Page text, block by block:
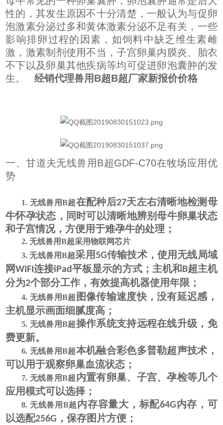
性的，其发生原因不十分清楚，一般认为与促卵
泡激素分泌过多和黄体激素分泌不足有关，一些
影响排卵过程的因素，如饲料中缺乏维生素雌
激，激素制剂使用不当，子宫卵巢内膜炎、胎衣
不下以及卵巢其他疾病等均可促进卵泡囊肿的发
生。经销代理兽用B超B超厂家新报价价格
一、甘道夫无线兽用B超GDF-C70在牧场应用优
势
1. 无线兽用B超在配种后27天左右清晰地检测母
牛怀孕状态，同时可以清晰地辨别母牛卵巢状态
和子宫情况，方便用于难孕牛的处理；
2.无线兽用B超采用物联网芯片
3.无线兽用B超采用5G传输技术，使用无线局域
网WIFI连接iPad平板显示的方式；主机和 B超主机
分为2个部分工作，有效提高机器使用年限；
4. 无线兽用B超 图像传输速度快，没有延迟感，
主机显示画面细腻度高；
5. 无线兽用B超操作系统支持远程在线升级，免
费更新。
6. 无线兽用B超本机融合彩色多普勒超声技术，
可以用于观察卵巢血流状态；
7. 无线兽用B超内置有卵巢、子宫、孕检等几个
应用模式可以选择；
8. 无线兽用B超内存容量大，标配64G内存，可
以选配256G ，保存图片方便；